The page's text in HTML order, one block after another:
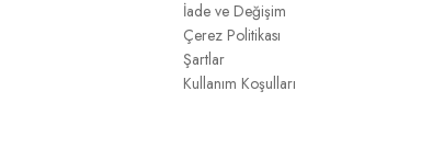
İade ve Değişim
Çerez Politikası
Şartlar
Kullanım Koşulları